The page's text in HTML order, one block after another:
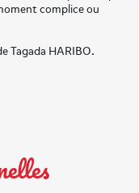
complice ou
Tagada HARIBO.